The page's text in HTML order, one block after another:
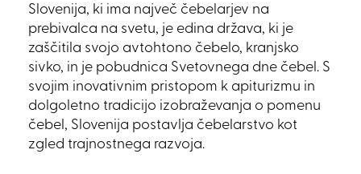
Slovenija, ki ima največ čebelarjev na
prebivalca na svetu, je edina država, ki je
zaščitila svojo avtohtono čebelo, kranjsko
sivko, in je pobudnica Svetovnega dne čebel. S
svojim inovativnim pristopom k apiturizmu in
dolgoletno tradicijo izobraževanja o pomenu
čebel, Slovenija postavlja čebelarstvo kot
zgled trajnostnega razvoja.